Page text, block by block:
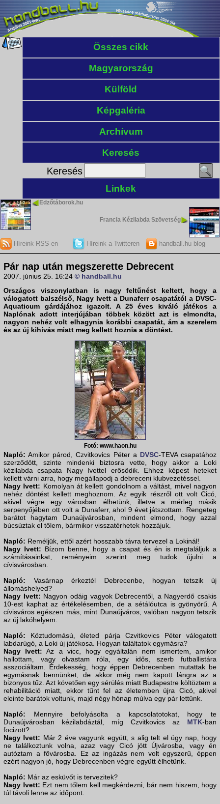
Összes cikk
Magyarország
Külföld
Képgaléria
Archívum
Keresés
Keresés
Linkek
Edzőtáborok.hu
Francia Kézilabda Szövetség
Híreink RSS-en Híreink a Twitteren handball.hu blog
Pár nap után megszerette Debrecent
2007. június 25. 16:24 © handball.hu
Országos viszonylatban is nagy feltűnést keltett, hogy a
válogatott balszélső, Nagy Ivett a Dunaferrcsapatától a DVSC-
Aquaticum gárdájához igazolt. A 25 éves kiváló játékos a
Naplónak adott interjújában többek között azt is elmondta,
nagyon nehéz volt elhagynia korábbi csapatát, ám a szerelem
és az új kihívás miatt meg kellett hoznia a döntést.
Fotó: www.haon.hu
Napló: Amikor párod, Czvitkovics Péter a DVSC-TEVA csapatához
szerződött, szinte mindenki biztosra vette, hogy akkor a Loki
kézilabda csapata Nagy Ivettel erősödik. Ehhez képest heteket
kellett várni arra, hogy megállapodj a debreceni klubvezetéssel.
Nagy Ivett: Komolyan át kellett gondolnom a váltást, mivel nagyon
nehéz döntést kellett meghoznom. Az egyik részről ott volt Cicó,
akivel végre egy városban élhetünk, illetve a mérleg másik
serpenyőjében ott volt a Dunaferr, ahol 9 évet játszottam. Rengeteg
barátot hagytam Dunaújvárosban, mindent elmond, hogy azzal
búcsúztak el tőlem, bármikor visszatérhetek hozzájuk.
Napló: Reméljük, ettől azért hosszabb távra tervezel a Lokinál!
Nagy Ivett: Bízom benne, hogy a csapat és én is megtaláljuk a
számításainkat, reményeim szerint meg tudok újulni a
cívisvárosban.
Napló: Vasárnap érkeztél Debrecenbe, hogyan tetszik új
állomáshelyed?
Nagy Ivett: Nagyon odáig vagyok Debrecentől, a Nagyerdő csakis
10-est kaphat az értékelésemben, de a sétálóutca is gyönyörű. A
cívisváros egészen más, mint Dunaújváros, valóban nagyon tetszik
az új lakóhelyem.
Napló: Köztudomású, életed párja Czvitkovics Péter válogatott
labdarúgó, a Loki új játékosa. Hogyan találtatok egymásra?
Nagy Ivett: Az a vicc, hogy egyáltalán nem ismertem, amikor
hallottam, vagy olvastam róla, egy idős, szerb futballistára
asszociáltam. Érdekesség, hogy éppen Debrecenben mutattak be
egymásnak bennünket, de akkor még nem kapott lángra az a
bizonyos tűz. Azt követően egy sérülés miatt Budapestre költöztem a
rehabilitáció miatt, ekkor tűnt fel az életemben újra Cicó, akivel
eleinte barátok voltunk, majd négy hónap múlva egy pár lettünk.
Napló: Mennyire befolyásolta a kapcsolatotokat, hogy te
Dunaújvárosban kézilabdáztál, míg Czvitkovics az MTK-ban
focizott?
Nagy Ivett: Már 2 éve vagyunk együtt, s alig telt el úgy nap, hogy
ne találkoztunk volna, azaz vagy Cicó jött Újvárosba, vagy én
autóztam a fővárosba. Ez az ingázás nem volt egyszerű, éppen
ezért nagyon jó, hogy Debrecenben végre együtt élhetünk.
Napló: Már az esküvőt is tervezitek?
Nagy Ivett: Ezt nem tőlem kell megkérdezni, bár nem hiszem, hogy
túl távoli lenne az időpont.